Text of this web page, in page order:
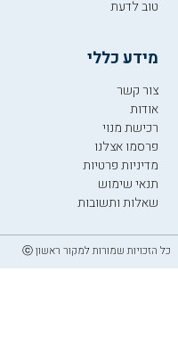
טוב לדעת
מידע כללי
צור קשר
אודות
רכישת מנוי
פרסמו אצלנו
מדיניות פרטיות
תנאי שימוש
שאלות ותשובות
כל הזכויות שמורות למקור ראשון ⓒ